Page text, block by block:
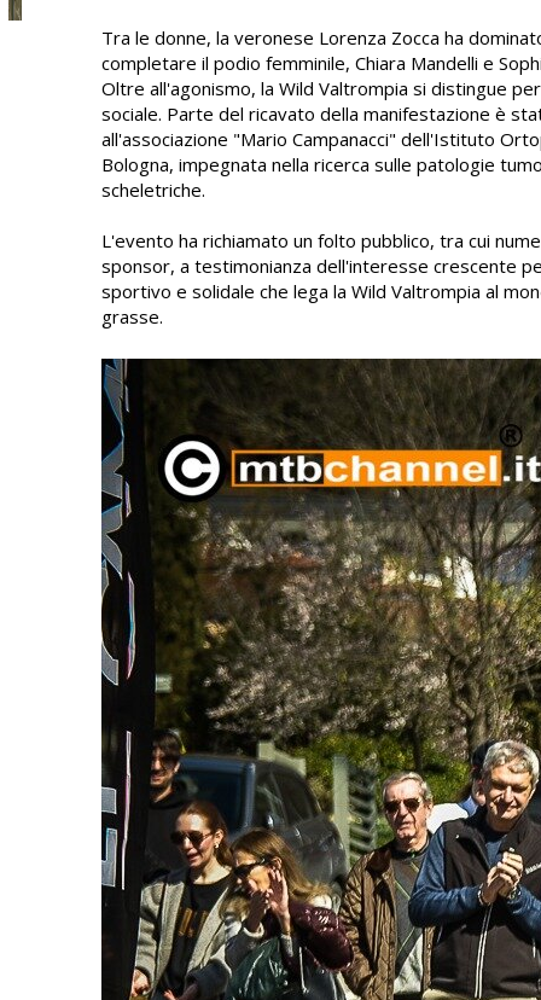
Tra le donne, la veronese Lorenza Zocca ha
completare il podio femminile, Chiara Mandelli e
Oltre all'agonismo, la Wild Valtrompia si distingue
sociale. Parte del ricavato della manifestazione è
all'associazione "Mario Campanacci" dell'Istituto
Bologna, impegnata nella ricerca sulle patologie
scheletriche.
L'evento ha richiamato un folto pubblico, tra cui
sponsor, a testimonianza dell'interesse crescente
sportivo e solidale che lega la Wild Valtrompia al
grasse.